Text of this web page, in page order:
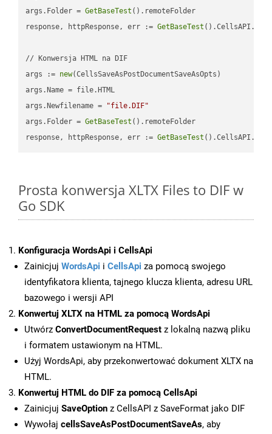
args.Folder = GetBaseTest ().remoteFolder
response, httpResponse, err := GetBaseTest ().CellsAPI.
// Konwersja HTML na DIF
args := new(CellsSaveAsPostDocumentSaveAsOpts)
args.Name = file.HTML
args.Newfilename =
"file.DIF"
args.Folder = GetBaseTest ().remoteFolder
response, httpResponse, err := GetBaseTest ().CellsAPI.
Prosta konwersja XLTX Files to DIF w
Go SDK
Konfiguracja WordsApi i CellsApi
Zainicjuj WordsApi i CellsApi za pomocą swojego
identyfikatora klienta, tajnego klucza klienta, adresu URL
bazowego i wersji API
Konwertuj XLTX na HTML za pomocą WordsApi
Utwórz ConvertDocumentRequest z lokalną nazwą pliku
i formatem ustawionym na HTML.
Użyj WordsApi, aby przekonwertować dokument XLTX na
HTML.
Konwertuj HTML do DIF za pomocą CellsApi
Zainicjuj SaveOption z CellsAPI z SaveFormat jako DIF
Wywołaj cellsSaveAsPostDocumentSaveAs, aby